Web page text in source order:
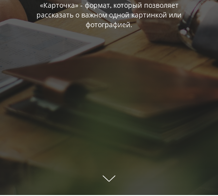
«Карточка» - формат, который позволяет
рассказать о важном одной картинкой или
фотографией.